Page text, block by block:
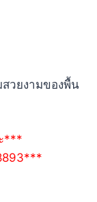
วยงามของพื้น
***